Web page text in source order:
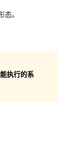
。
执行的系